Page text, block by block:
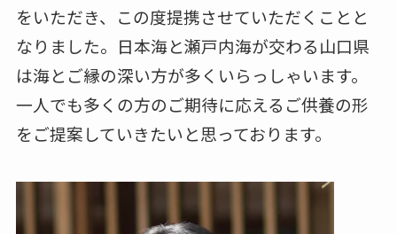
をいただき、この度提携させていただくことと
なりました。日本海と瀬戸内海が交わる山口県
は海とご縁の深い方が多くいらっしゃいます。
一人でも多くの方のご期待に応えるご供養の形
をご提案していきたいと思っております。